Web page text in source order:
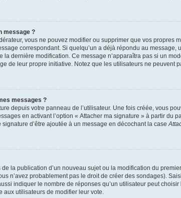
message ?
vous ne pouvez modifier ou supprimer que vos
correspondant. Si quelqu’un a déjà répondu au message,
la dernière modification. Ce message n’apparaîtra pas si un
de leur propre initiative. Notez que les utilisateurs ne peuvent
messages ?
depuis votre panneau de l’utilisateur. Une fois créée, vous
en activant l’option « Attacher ma signature » à partir du
d’être ajoutée à un message en décochant la case
la publication d’un nouveau sujet ou la modification du
n’avez probablement pas le droit de créer des sondages).
indiquer le nombre de réponses qu’un utilisateur peut
utilisateurs de modifier leur vote.